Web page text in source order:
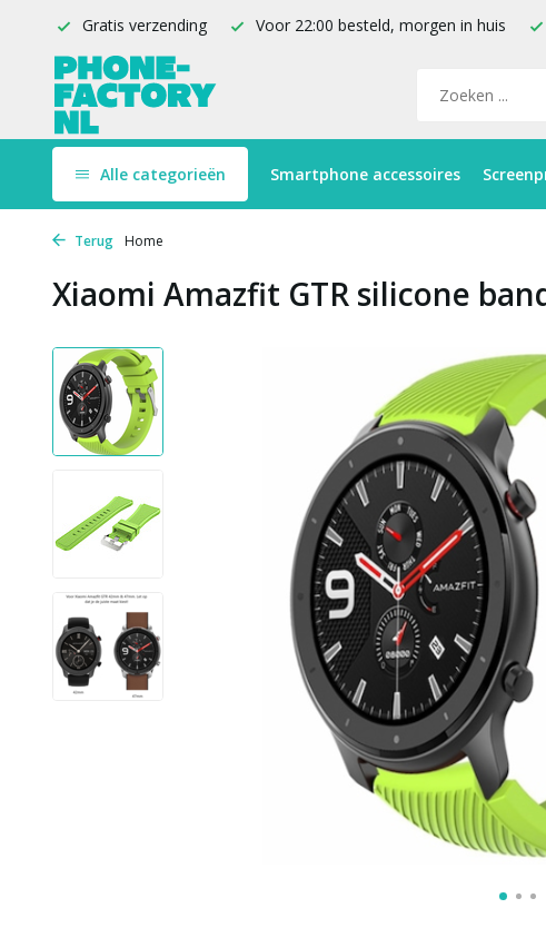
Gratis verzending Voor 22:00 besteld, morgen in huis
Alle categorieën Smartphone accessoires
Terug Home
Xiaomi Amazfit GTR silicone